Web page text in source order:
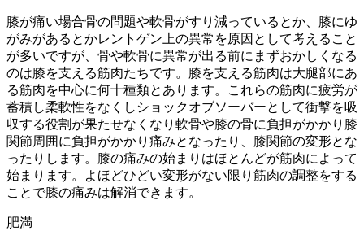
膝が痛い場合骨の問題や軟骨がすり減っているとか、膝にゆ
がみがあるとかレントゲン上の異常を原因として考えること
が多いですが、骨や軟骨に異常が出る前にまずおかしくなる
のは膝を支える筋肉たちです。膝を支える筋肉は大腿部にあ
る筋肉を中心に何十種類とあります。これらの筋肉に疲労が
蓄積し柔軟性をなくしショックオブソーバーとして衝撃を吸
収する役割が果たせなくなり軟骨や膝の骨に負担がかかり膝
関節周囲に負担がかかり痛みとなったり、膝関節の変形とな
ったりします。膝の痛みの始まりはほとんどが筋肉によって
始まります。よほどひどい変形がない限り筋肉の調整をする
ことで膝の痛みは解消できます。
肥満